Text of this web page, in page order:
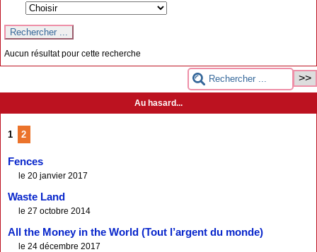
Aucun résultat pour cette recherche
Au hasard...
1 2
Fences
le 20 janvier 2017
Waste Land
le 27 octobre 2014
All the Money in the World (Tout l’argent du monde)
le 24 décembre 2017